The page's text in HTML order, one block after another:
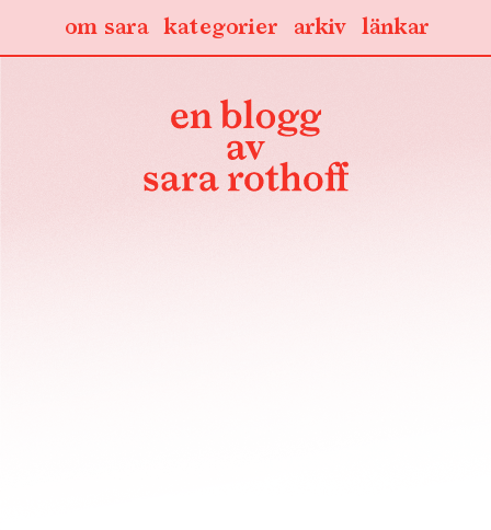
länkar
arkiv
kategorier
om sara